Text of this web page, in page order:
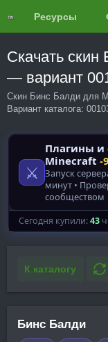
Ресурсы
Скачать
— вариант
Скин Бинс Балди для
Вариант каталога:
К каталогу
Бинс Балди